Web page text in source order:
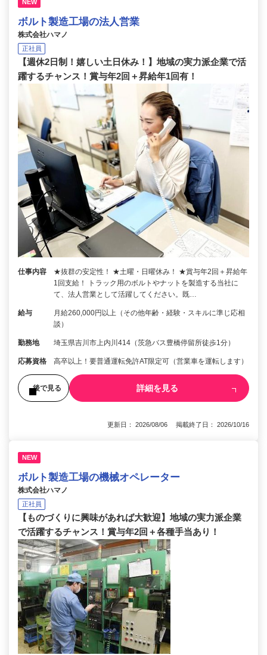
NEW
ボルト製造工場の法人営業
株式会社ハマノ
正社員
【週休2日制！嬉しい土日休み！】地域の実力派企業で活
躍するチャンス！賞与年2回＋昇給年1回有！
仕事内容
★抜群の安定性！ ★土曜・日曜休み！ ★賞与年2回＋昇給年
1回支給！ トラック用のボルトやナットを製造する当社に
て、法人営業として活躍してください。既…
給与
月給260,000円以上（その他年齢・経験・スキルに準じ応相
談）
勤務地 埼玉県吉川市上内川414（茨急バス豊橋停留所徒歩1分）
応募資格 高卒以上！要普通運転免許AT限定可（営業車を運転します）
後で見る 詳細を見る
更新日： 2026/08/06 掲載終了日： 2026/10/16
NEW
ボルト製造工場の機械オペレーター
株式会社ハマノ
正社員
【ものづくりに興味があれば大歓迎】地域の実力派企業
で活躍するチャンス！賞与年2回＋各種手当あり！